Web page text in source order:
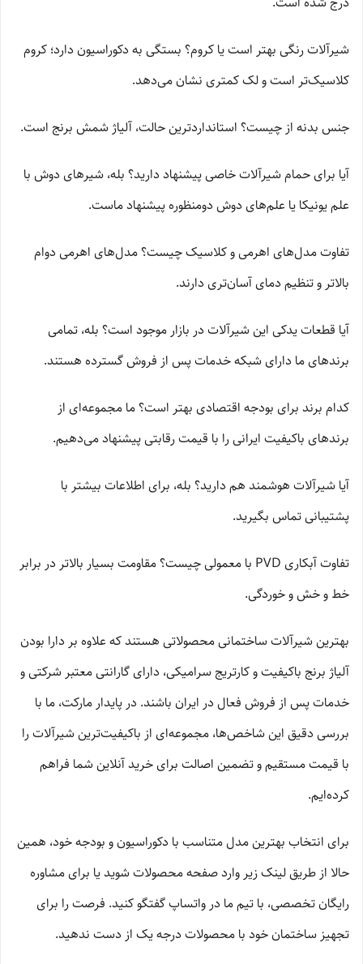
شیرآلات رنگی بهتر است یا کروم؟ بستگی به دکوراسیون دارد؛ کروم
کلاسیک‌تر است و لک کمتری نشان می‌دهد.
جنس بدنه از چیست؟ استانداردترین حالت، آلیاژ شمش برنج است.
آیا برای حمام شیرآلات خاصی پیشنهاد دارید؟ بله، شیرهای دوش با
علم یونیکا یا علم‌های دوش دومنظوره پیشنهاد ماست.
تفاوت مدل‌های اهرمی و کلاسیک چیست؟ مدل‌های اهرمی دوام
بالاتر و تنظیم دمای آسان‌تری دارند.
آیا قطعات یدکی این شیرآلات در بازار موجود است؟ بله، تمامی
برندهای ما دارای شبکه خدمات پس از فروش گسترده هستند.
کدام برند برای بودجه اقتصادی بهتر است؟ ما مجموعه‌ای از
برندهای باکیفیت ایرانی را با قیمت رقابتی پیشنهاد می‌دهیم.
آیا شیرآلات هوشمند هم دارید؟ بله، برای اطلاعات بیشتر با
پشتیبانی تماس بگیرید.
تفاوت آبکاری PVD با معمولی چیست؟ مقاومت بسیار بالاتر در برابر
خط و خش و خوردگی.
بهترین شیرآلات ساختمانی محصولاتی هستند که علاوه بر دارا بودن
آلیاژ برنج باکیفیت و کارتریج سرامیکی، دارای گارانتی معتبر شرکتی و
خدمات پس از فروش فعال در ایران باشند. در پایدار مارکت، ما با
بررسی دقیق این شاخص‌ها، مجموعه‌ای از باکیفیت‌ترین شیرآلات را
با قیمت مستقیم و تضمین اصالت برای خرید آنلاین شما فراهم
کرده‌ایم.
برای انتخاب بهترین مدل متناسب با دکوراسیون و بودجه خود، همین
حالا از طریق لینک زیر وارد صفحه محصولات شوید یا برای مشاوره
رایگان تخصصی، با تیم ما در واتساپ گفتگو کنید. فرصت را برای
تجهیز ساختمان خود با محصولات درجه یک از دست ندهید.